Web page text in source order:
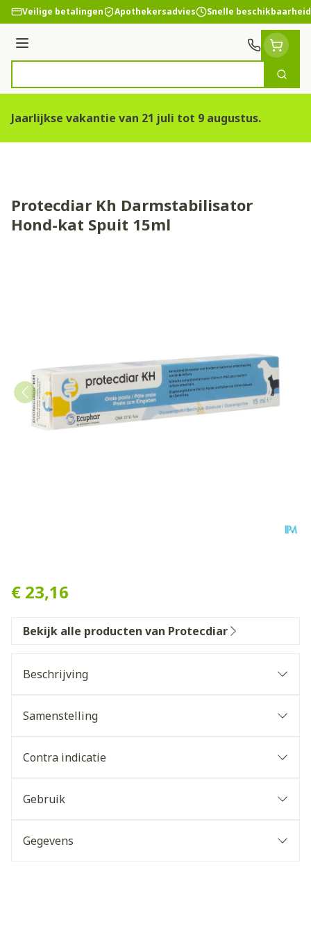
Ga naar de inhoud
Veilige betalingen Apothekersadvies Snelle beschikbaarheid
Menu
Zoek
Jaarlijkse vakantie van 21 juli tot 9 augustus.
Protecdiar Kh Darmstabilisator
Hond-kat Spuit 15ml
€ 23,16
Bekijk alle producten van Protecdiar
Beschrijving
Samenstelling
Contra indicatie
Gebruik
Gegevens